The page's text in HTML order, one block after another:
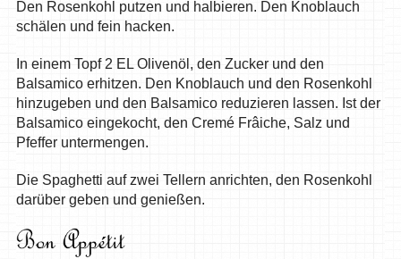
Den Rosenkohl putzen und halbieren. Den Knoblauch
schälen und fein hacken.
In einem Topf 2 EL Olivenöl, den Zucker und den
Balsamico erhitzen. Den Knoblauch und den Rosenkohl
hinzugeben und den Balsamico reduzieren lassen. Ist der
Balsamico eingekocht, den Cremé Frâiche, Salz und
Pfeffer untermengen.
Die Spaghetti auf zwei Tellern anrichten, den Rosenkohl
darüber geben und genießen.